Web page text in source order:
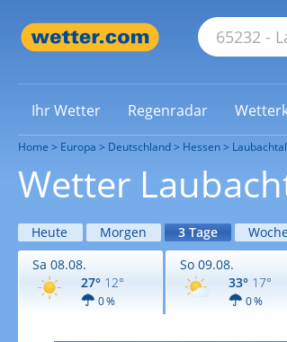
Ihr Wetter Regenradar
Home Europa Deutschland Hessen
Wetter
Heute Morgen 3 Tage
Sa 08.08.
27° 12°
0 %
So 09.08.
33° 17°
0 %